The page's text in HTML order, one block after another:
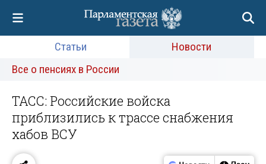
Статьи
Новости
Все о пенсиях в России
ТАСС: Российские войска
приблизились к трассе снабжения
хабов ВСУ